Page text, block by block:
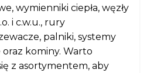
wymienniki ciepła, węzły
i c.w.u., rury
palniki, systemy
kominy. Warto
z asortymentem, aby